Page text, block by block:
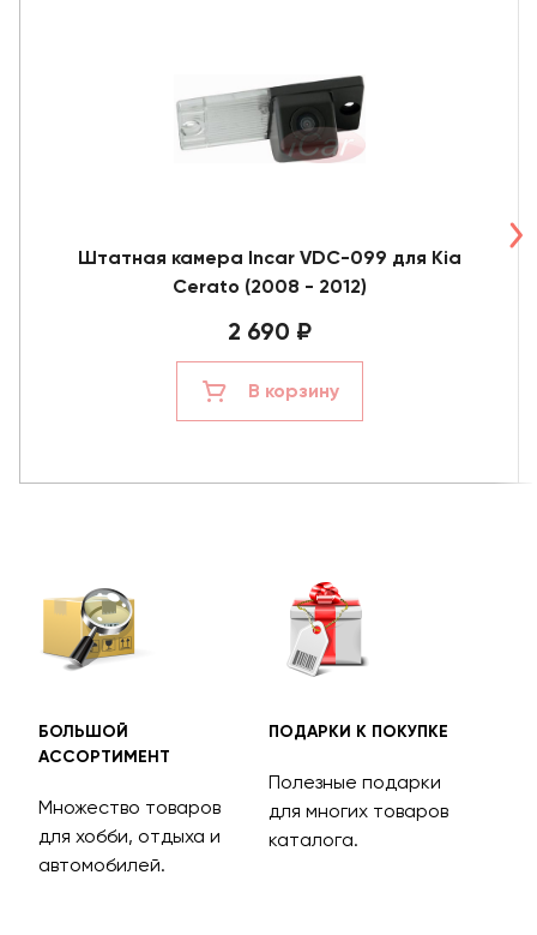
Штатная камера Incar VDC-099 для Kia
Cerato (2008 - 2012)
2 690 ₽
В корзину
БОЛЬШОЙ
АССОРТИМЕНТ
Множество товаров
для хобби, отдыха и
автомобилей.
ПОДАРКИ К ПОКУПКЕ
Полезные подарки
для многих товаров
каталога.